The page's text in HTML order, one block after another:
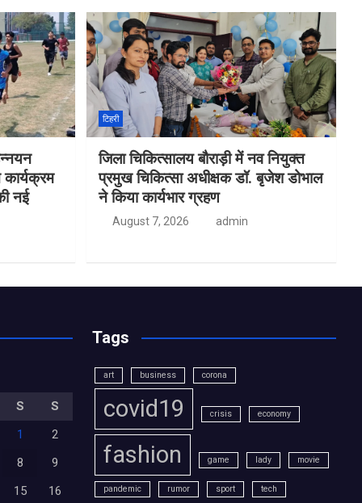
कार्यक्रम
नई
टिहरी
जिला चिकित्सालय बौराड़ी में नव नियुक्त
प्रमुख चिकित्सा अधीक्षक डॉ. बृजेश डोभाल
ने किया कार्यभार ग्रहण
August 7, 2026 admin
S
S
1
2
8
9
15
16
Tags
art business corona
covid19 crisis economy
fashion game lady movie
pandemic rumor sport tech